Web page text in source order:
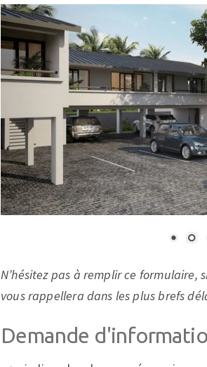
N’hésitez pas à remplir ce formulaire,
vous rappellera dans les plus brefs
Demande